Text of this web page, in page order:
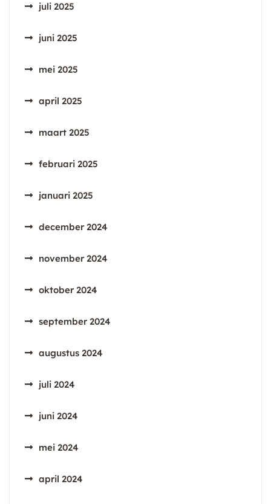
juli 2025
juni 2025
mei 2025
april 2025
maart 2025
februari 2025
januari 2025
december 2024
november 2024
oktober 2024
september 2024
augustus 2024
juli 2024
juni 2024
mei 2024
april 2024